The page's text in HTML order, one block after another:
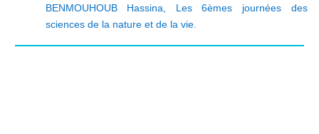
BENMOUHOUB Hassina
Les 6èmes journées des
sciences de la nature et de la vie.